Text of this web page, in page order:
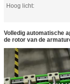
Hoog licht:
Volledig automatische
de rotor van de